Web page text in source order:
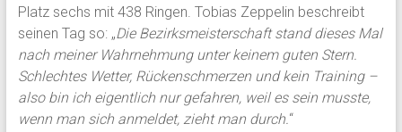
Platz sechs mit 438 Ringen. Tobias Zeppelin beschreibt
seinen Tag so: „Die Bezirksmeisterschaft stand dieses Mal
nach meiner Wahrnehmung unter keinem guten Stern.
Schlechtes Wetter, Rückenschmerzen und kein Training –
also bin ich eigentlich nur gefahren, weil es sein musste,
wenn man sich anmeldet, zieht man durch.“